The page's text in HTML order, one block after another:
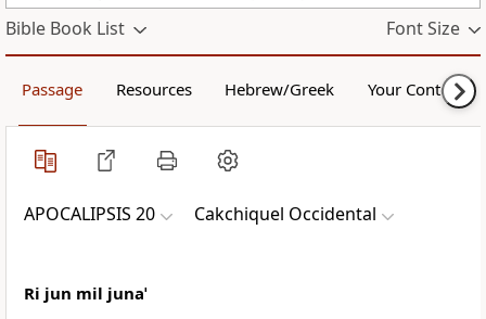
Bible Book List Font Size
Passage Resources Hebrew/Greek Your Content
APOCALIPSIS 20 Cakchiquel Occidental
Ri jun mil junaˈ